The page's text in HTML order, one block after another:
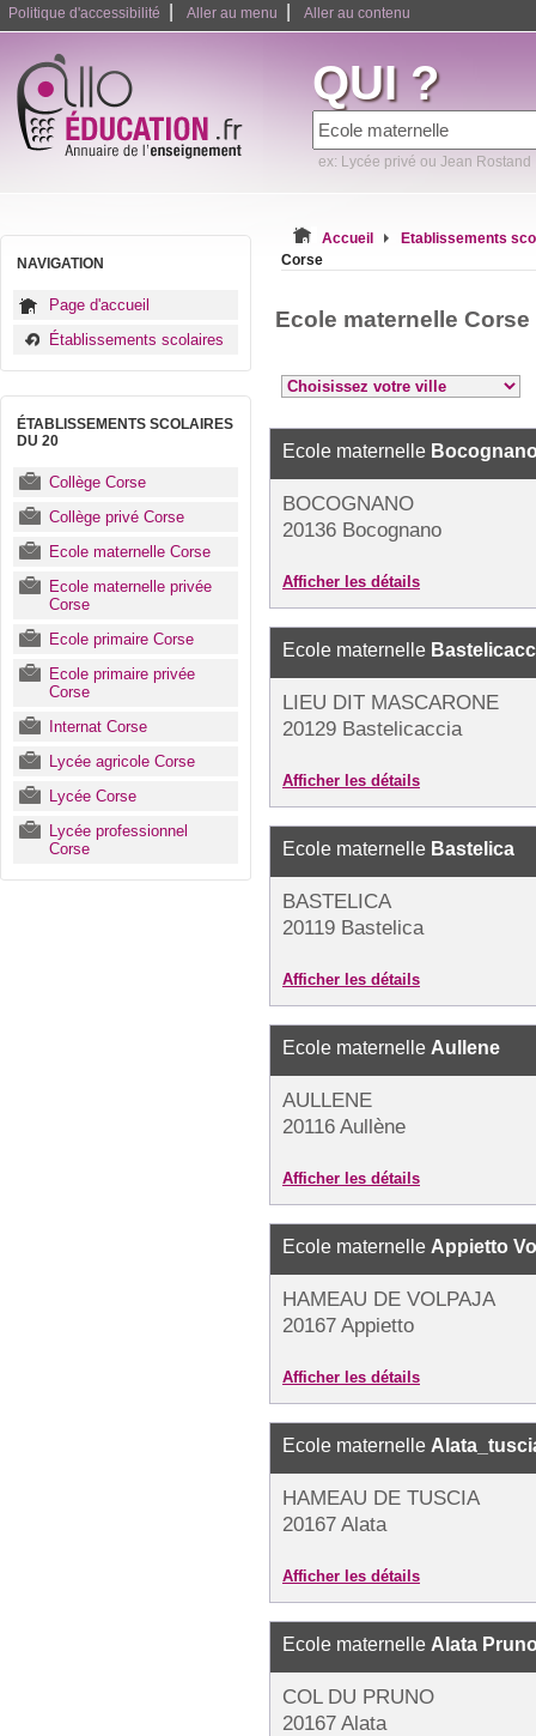
Politique d'accessibilité Aller au menu Aller au contenu
QUI ?
ex: Lycée privé ou Jean Rostand
NAVIGATION
Page d'accueil
Établissements scolaires
ÉTABLISSEMENTS SCOLAIRES
DU 20
Collège Corse
Collège privé Corse
Ecole maternelle Corse
Ecole maternelle privée
Corse
Ecole primaire Corse
Ecole primaire privée
Corse
Internat Corse
Lycée agricole Corse
Lycée Corse
Lycée professionnel
Corse
Accueil
Etablissements
Corse
Ecole maternelle Corse
Ecole maternelle
BOCOGNANO
20136 Bocognano
Afficher les détails
Ecole maternelle
LIEU DIT MASCARONE
20129 Bastelicaccia
Afficher les détails
Ecole maternelle Bastelica
BASTELICA
20119 Bastelica
Afficher les détails
Ecole maternelle Aullene
AULLENE
20116 Aullène
Afficher les détails
Ecole maternelle Appietto
HAMEAU DE VOLPAJA
20167 Appietto
Afficher les détails
Ecole maternelle
HAMEAU DE TUSCIA
20167 Alata
Afficher les détails
Ecole maternelle Alata
COL DU PRUNO
20167 Alata